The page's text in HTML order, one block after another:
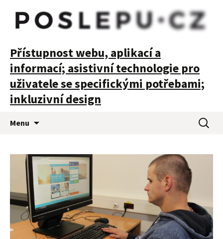
POSLEPU
Přístupnost webu, aplikací a
informací; asistivní technologie pro
uživatele se specifickými potřebami;
inkluzivní design
Menu
webu